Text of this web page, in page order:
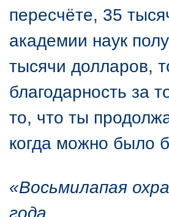
пересчёте, 35
академии наук
тысячи долларов,
благодарность за
то, что ты
когда можно было
«Восьмилапая
года